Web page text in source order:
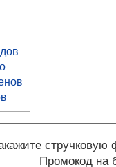
стручковую
Промокод на